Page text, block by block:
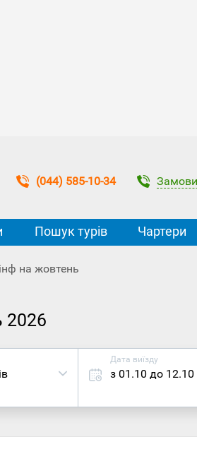
(044) 585-10-34
Пошук турів Чартери
на жовтень
2026
Дата виїзду
з 01.10 до 12.10